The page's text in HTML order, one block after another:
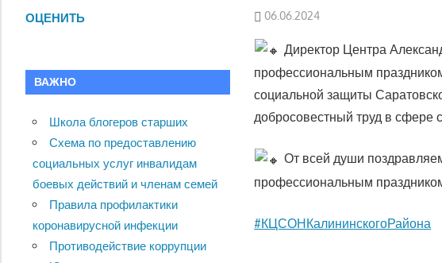
06.06.2024
Директор Центра
профессиональным
социальной защиты
добросовестный труд в сфере
От всей души
профессиональным
#КЦСОНКалининскогоРайона
ОЦЕНИТЬ
ВАЖНО
Школа блогеров старших
Схема по предоставлению
социальных услуг инвалидам
боевых действий и членам семей
Правила профилактики
коронавирусной инфекции
Противодействие коррупции